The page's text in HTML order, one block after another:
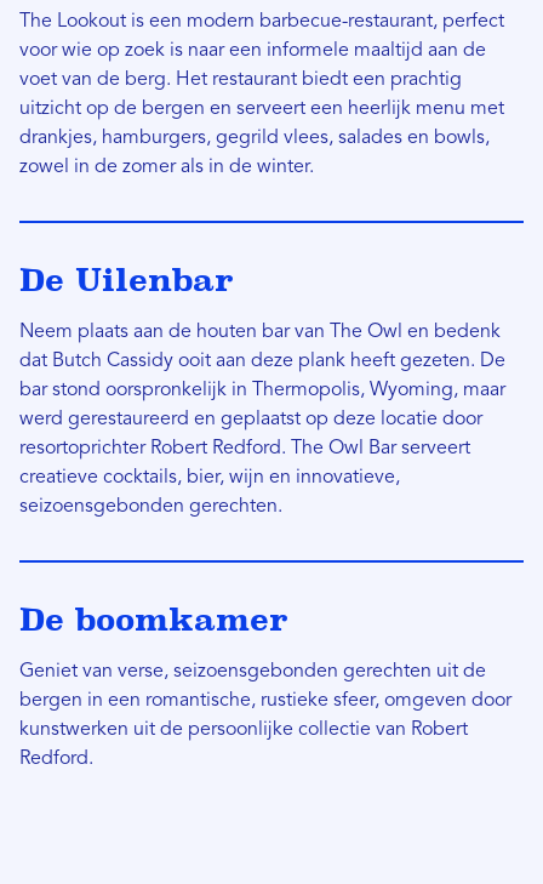
The Lookout is een modern barbecue-restaurant, perfect
voor wie op zoek is naar een informele maaltijd aan de
voet van de berg. Het restaurant biedt een prachtig
uitzicht op de bergen en serveert een heerlijk menu met
drankjes, hamburgers, gegrild vlees, salades en bowls,
zowel in de zomer als in de winter.
De Uilenbar
Neem plaats aan de houten bar van The Owl en bedenk
dat Butch Cassidy ooit aan deze plank heeft gezeten. De
bar stond oorspronkelijk in Thermopolis, Wyoming, maar
werd gerestaureerd en geplaatst op deze locatie door
resortoprichter Robert Redford. The Owl Bar serveert
creatieve cocktails, bier, wijn en innovatieve,
seizoensgebonden gerechten.
De boomkamer
Geniet van verse, seizoensgebonden gerechten uit de
bergen in een romantische, rustieke sfeer, omgeven door
kunstwerken uit de persoonlijke collectie van Robert
Redford.